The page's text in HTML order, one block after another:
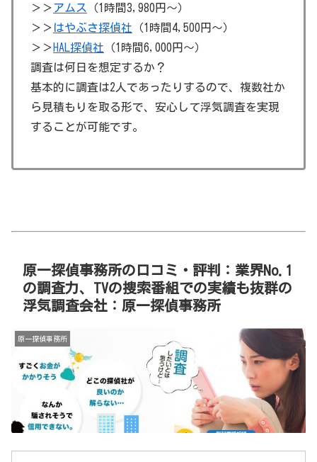
＞＞アムス
（1時間3,980円～）
＞＞ はやぶさ探偵社 （1時間4,500円～）
＞＞ HAL探偵社 （1時間6,000円～）
調査は何日を想定するか？
基本的に調査は2人であったりするので、複数社か
ら見積もりを取る形で、安心して浮気調査を実現
することが可能です。
原一探偵事務所の口コミ・評判：業界No.1
の調査力、TVの捜索番組での実績も抜群の
浮気調査会社：原一探偵事務所
原一探偵事務所